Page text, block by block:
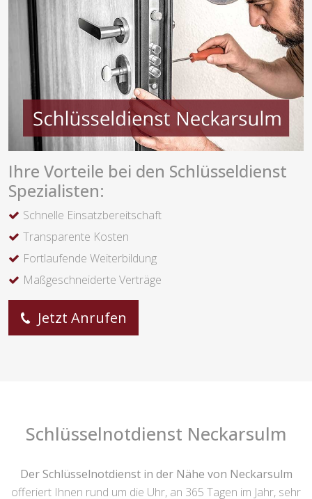
Ihre Vorteile bei den Schlüsseldienst
Spezialisten:
Schnelle Einsatzbereitschaft
Transparente Kosten
Fortlaufende Weiterbildung
Maßgeschneiderte Verträge
Jetzt Anrufen
Schlüsselnotdienst Neckarsulm
Der Schlüsselnotdienst in der Nähe von Neckarsulm
offeriert Ihnen rund um die Uhr, an 365 Tagen im Jahr, sehr